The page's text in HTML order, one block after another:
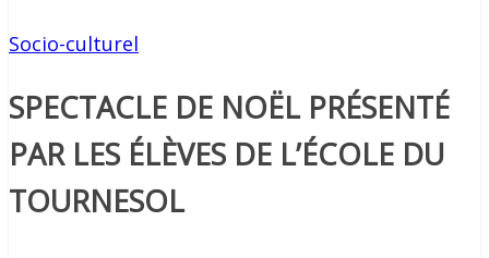
Socio-culturel
SPECTACLE DE NOËL PRÉSENTÉ
PAR LES ÉLÈVES DE L’ÉCOLE DU
TOURNESOL